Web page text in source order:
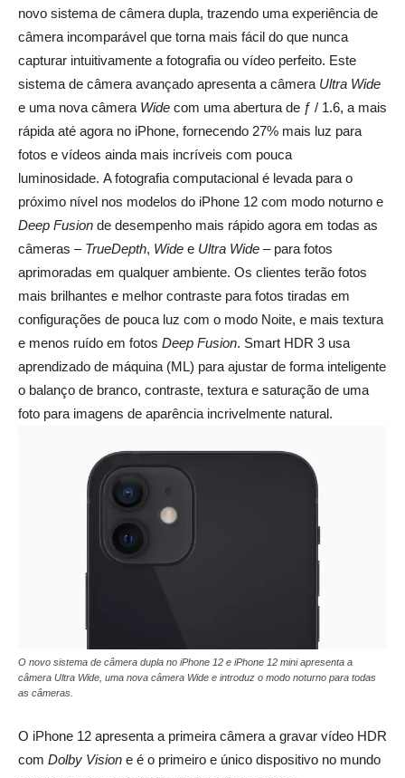
novo sistema de câmera dupla, trazendo uma experiência de
câmera incomparável que torna mais fácil do que nunca
capturar intuitivamente a fotografia ou vídeo perfeito. Este
sistema de câmera avançado apresenta a câmera Ultra Wide
e uma nova câmera Wide com uma abertura de ƒ / 1.6, a mais
rápida até agora no iPhone, fornecendo 27% mais luz para
fotos e vídeos ainda mais incríveis com pouca
luminosidade. A fotografia computacional é levada para o
próximo nível nos modelos do iPhone 12 com modo noturno e
Deep Fusion de desempenho mais rápido agora em todas as
câmeras – TrueDepth, Wide e Ultra Wide – para fotos
aprimoradas em qualquer ambiente. Os clientes terão fotos
mais brilhantes e melhor contraste para fotos tiradas em
configurações de pouca luz com o modo Noite, e mais textura
e menos ruído em fotos Deep Fusion. Smart HDR 3 usa
aprendizado de máquina (ML) para ajustar de forma inteligente
o balanço de branco, contraste, textura e saturação de uma
foto para imagens de aparência incrivelmente natural.
O novo sistema de câmera dupla no iPhone 12 e iPhone 12 mini apresenta a
câmera Ultra Wide, uma nova câmera Wide e introduz o modo noturno para todas
as câmeras.
O iPhone 12 apresenta a primeira câmera a gravar vídeo HDR
com Dolby Vision e é o primeiro e único dispositivo no mundo